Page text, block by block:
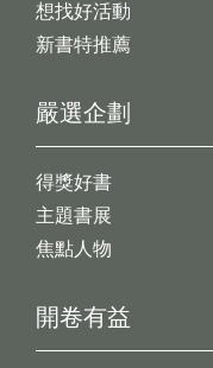
想找好活動
新書特推薦
開卷有益
嚴選企劃
得獎好書
主題書展
焦點人物